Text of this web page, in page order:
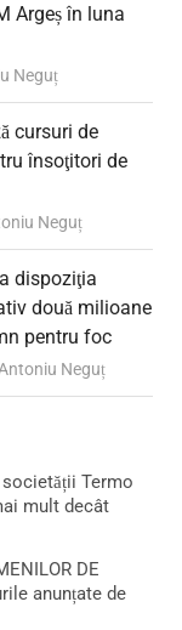
Argeș în luna
Neguț
cursuri de
însoţitori de
Neguț
dispoziţia
două milioane
pentru foc
Author
Antoniu Neguț
Termo
mult decât
DE
anunțate de